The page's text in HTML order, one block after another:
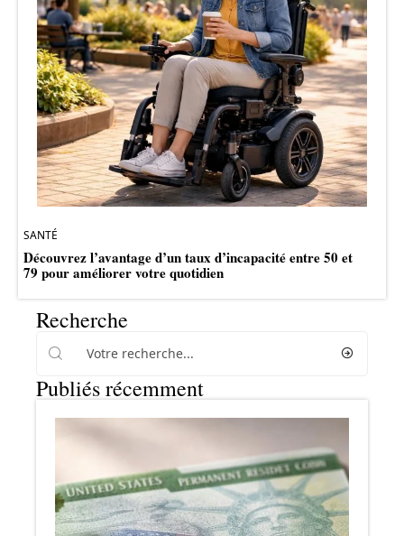
SANTÉ
Découvrez l’avantage d’un taux d’incapacité entre 50 et
79 pour améliorer votre quotidien
Recherche
Publiés récemment